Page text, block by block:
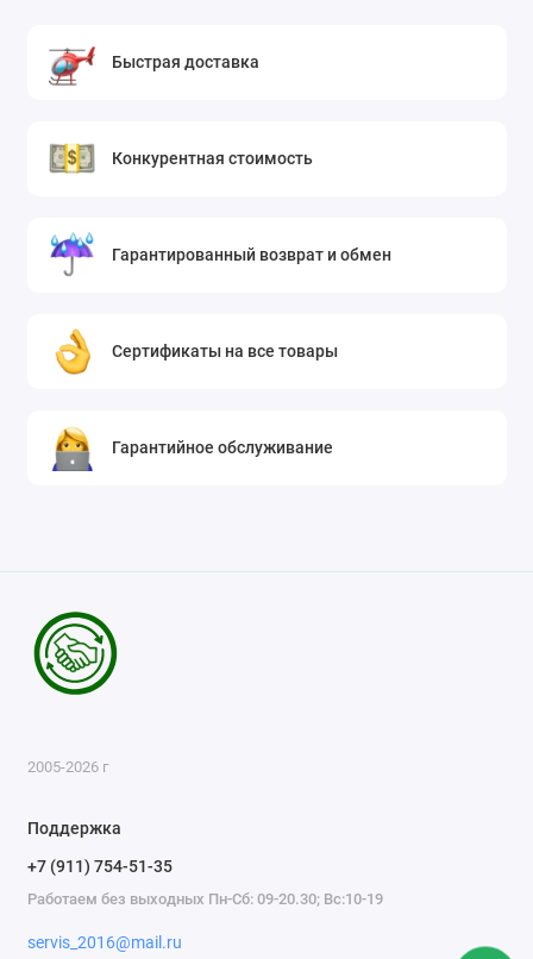
Быстрая доставка
Конкурентная стоимость
Гарантированный возврат и обмен
Сертификаты на все товары
Гарантийное обслуживание
2005-2026 г
Поддержка
+7 (911) 754-51-35
Работаем без выходных Пн-Сб: 09-20.30; Вс:10-19
servis_2016@mail.ru